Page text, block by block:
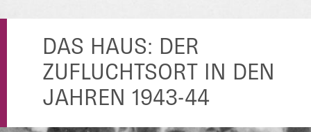
DAS HAUS: DER
ZUFLUCHTSORT IN DEN
JAHREN 1943-44